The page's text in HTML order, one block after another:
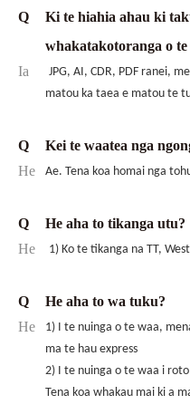
Q
Ki te hiahia ahau ki
whakatakotoranga o te
Ia
JPG, AI, CDR, PDF ranei,
matou ka taea e matou te
Q
Kei te waatea nga
He
Ae. Tena koa homai nga
Q
He aha to tikanga utu?
He
1) Ko te tikanga na TT,
Q
He aha to wa tuku?
He
1) I te nuinga o te waa,
ma te hau express
2) I te nuinga o te waa i
Tena koa whakau mai ki a